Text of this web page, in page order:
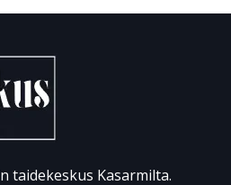
taidekeskus Kasarmilta.